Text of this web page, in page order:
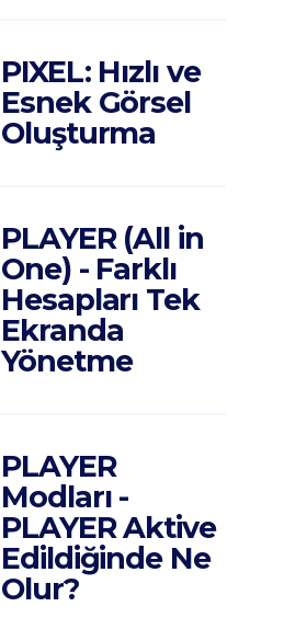
PIXEL: Hızlı ve
Esnek Görsel
Oluşturma
PLAYER (All in
One) - Farklı
Hesapları Tek
Ekranda
Yönetme
PLAYER
Modları -
PLAYER Aktive
Edildiğinde Ne
Olur?